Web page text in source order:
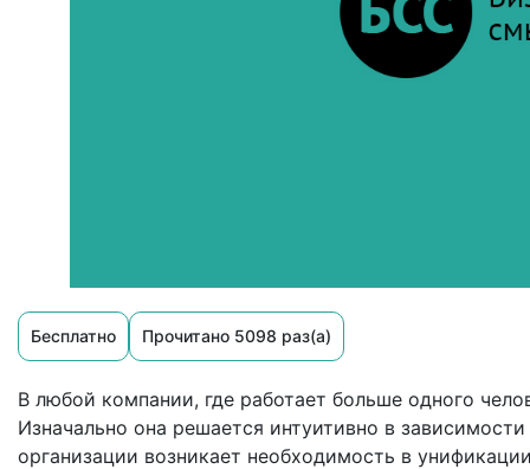
Бесплатно Прочитано 5098 раз(а)
В любой компании, где работает больше одного
Изначально она решается интуитивно в
организации возникает необходимость в